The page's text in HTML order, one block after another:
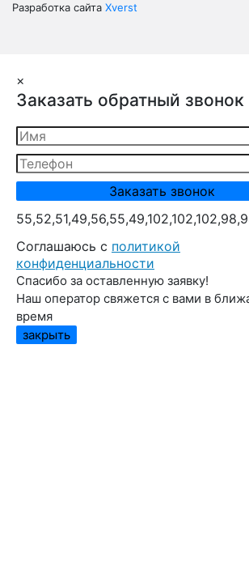
Разработка сайта Xverst
×
Заказать обратный звонок
Cоглашаюсь с политикой
конфиденциальности
Спасибо за оставленную заявку!
Наш оператор свяжется с вами в
время
закрыть